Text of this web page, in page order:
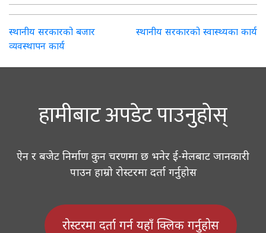
Post
navigation
स्थानीय सरकारको बजार
व्यवस्थापन कार्य
स्थानीय सरकारको स्वास्थ्यका कार्य
हामीबाट अपडेट पाउनुहोस्
ऐन र बजेट निर्माण कुन चरणमा छ भनेर ई-मेलबाट जानकारी
पाउन हाम्रो रोस्टरमा दर्ता गर्नुहोस
रोस्टरमा दर्ता गर्न यहाँ क्लिक गर्नुहोस